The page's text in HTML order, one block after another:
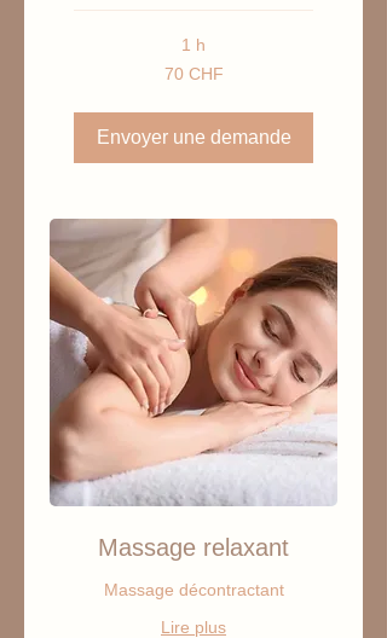
1 h
70 CHF
Envoyer une demande
Massage relaxant
Massage décontractant
Lire plus